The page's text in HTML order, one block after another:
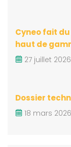
Cyneo fait
haut de
27 juillet 2026
Dossier
18 mars 2026